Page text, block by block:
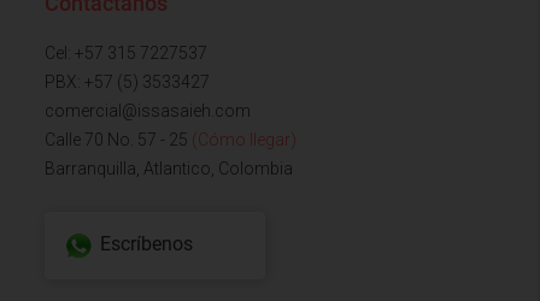
Cel: +57 315 7227537
PBX: +57 (5) 3533427
comercial@issasaieh.com
Calle 70 No. 57 - 25 (Cómo llegar)
Barranquilla, Atlantico, Colombia
Escríbenos